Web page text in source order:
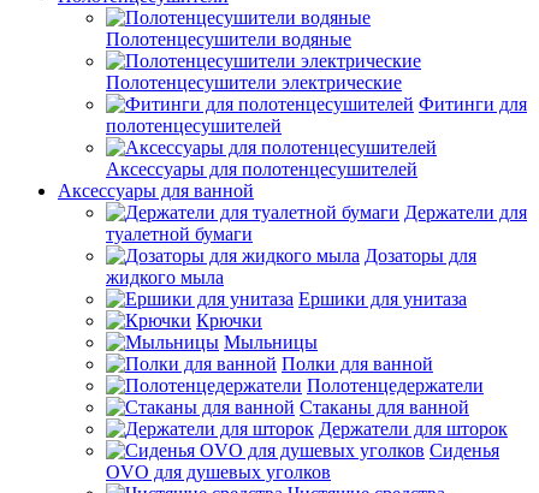
Полотенцесушители водяные
Полотенцесушители электрические
Фитинги для
полотенцесушителей
Аксессуары для полотенцесушителей
Аксессуары для ванной
Держатели для
туалетной бумаги
Дозаторы для
жидкого мыла
Ершики для унитаза
Крючки
Мыльницы
Полки для ванной
Полотенцедержатели
Стаканы для ванной
Держатели для шторок
Сиденья
OVO для душевых уголков